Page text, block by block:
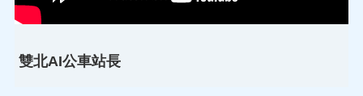
雙北AI公車站長